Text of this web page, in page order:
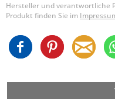
Hersteller und verantwortliche
Produkt finden Sie im